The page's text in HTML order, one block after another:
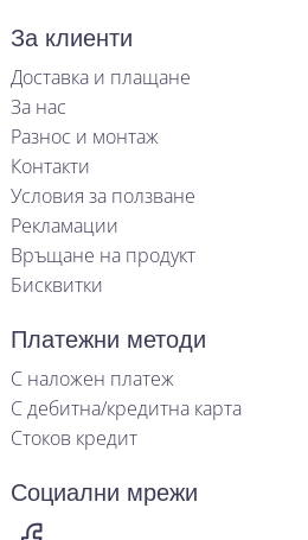
За клиенти
Доставка и плащане
За нас
Разнос и монтаж
Контакти
Условия за ползване
Рекламации
Връщане на продукт
Бисквитки
Платежни методи
С наложен платеж
С дебитна/кредитна карта
Стоков кредит
Социални мрежи